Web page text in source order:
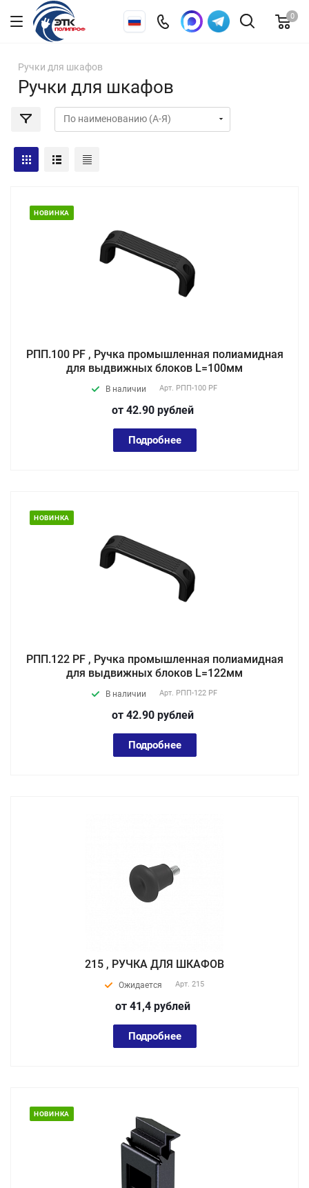
0
Ручки для шкафов
Ручки для шкафов
НОВИНКА
РПП.100 PF , Ручка промышленная полиамидная
для выдвижных блоков L=100мм
В наличии Арт. РПП-100 PF
от 42.90 рублей
Подробнее
НОВИНКА
РПП.122 PF , Ручка промышленная полиамидная
для выдвижных блоков L=122мм
В наличии Арт. РПП-122 PF
от 42.90 рублей
Подробнее
215 , РУЧКА ДЛЯ ШКАФОВ
Ожидается Арт. 215
от 41,4 рублей
Подробнее
НОВИНКА